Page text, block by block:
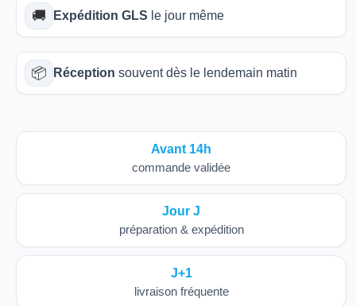
🚚 Expédition GLS le jour même
📦 Réception souvent dès le lendemain matin
Avant 14h
commande validée
Jour J
préparation & expédition
J+1
livraison fréquente